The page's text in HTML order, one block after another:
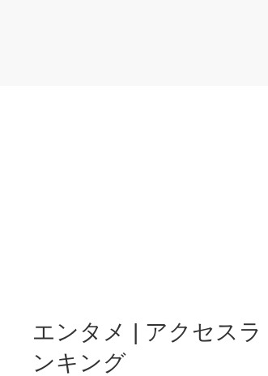
エンタメ | アクセスラ
ンキング